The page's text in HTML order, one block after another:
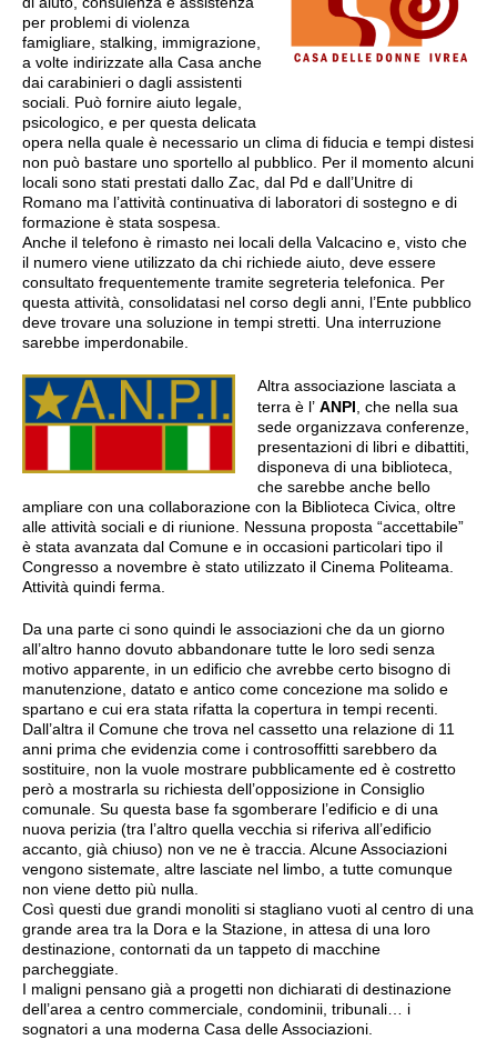
per problemi di violenza
famigliare, stalking, immigrazione,
a volte indirizzate alla Casa anche
dai carabinieri o dagli assistenti
sociali. Può fornire aiuto legale,
psicologico, e per questa delicata
opera nella quale è necessario un clima di fiducia e tempi distesi
non può bastare uno sportello al pubblico. Per il momento alcuni
locali sono stati prestati dallo Zac, dal Pd e dall’Unitre di
Romano ma l’attività continuativa di laboratori di sostegno e di
formazione è stata sospesa.
Anche il telefono è rimasto nei locali della Valcacino e, visto che
il numero viene utilizzato da chi richiede aiuto, deve essere
consultato frequentemente tramite segreteria telefonica. Per
questa attività, consolidatasi nel corso degli anni, l’Ente pubblico
deve trovare una soluzione in tempi stretti. Una interruzione
sarebbe imperdonabile.
Altra associazione lasciata a
terra è l’ ANPI , che nella sua
sede organizzava conferenze,
presentazioni di libri e dibattiti,
disponeva di una biblioteca,
che sarebbe anche bello
ampliare con una collaborazione con la Biblioteca Civica, oltre
alle attività sociali e di riunione. Nessuna proposta “accettabile”
è stata avanzata dal Comune e in occasioni particolari tipo il
Congresso a novembre è stato utilizzato il Cinema Politeama.
Attività quindi ferma.
Da una parte ci sono quindi le associazioni che da un giorno
all’altro hanno dovuto abbandonare tutte le loro sedi senza
motivo apparente, in un edificio che avrebbe certo bisogno di
manutenzione, datato e antico come concezione ma solido e
spartano e cui era stata rifatta la copertura in tempi recenti.
Dall’altra il Comune che trova nel cassetto una relazione di 11
anni prima che evidenzia come i controsoffitti sarebbero da
sostituire, non la vuole mostrare pubblicamente ed è costretto
però a mostrarla su richiesta dell’opposizione in Consiglio
comunale. Su questa base fa sgomberare l’edificio e di una
nuova perizia (tra l’altro quella vecchia si riferiva all’edificio
accanto, già chiuso) non ve ne è traccia. Alcune Associazioni
vengono sistemate, altre lasciate nel limbo, a tutte comunque
non viene detto più nulla.
Così questi due grandi monoliti si stagliano vuoti al centro di una
grande area tra la Dora e la Stazione, in attesa di una loro
destinazione, contornati da un tappeto di macchine
parcheggiate.
I maligni pensano già a progetti non dichiarati di destinazione
dell’area a centro commerciale, condominii, tribunali… i
sognatori a una moderna Casa delle Associazioni.